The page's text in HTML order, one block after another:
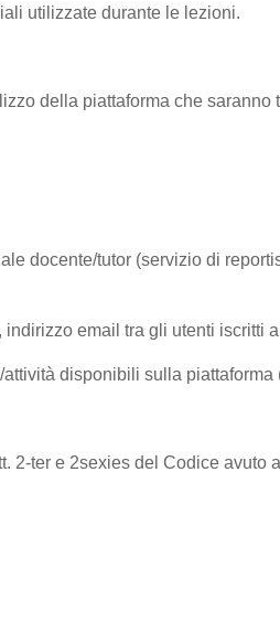
utilizzate durante le lezioni.
della piattaforma che
tutor (servizio di
email tra gli utenti iscritti
disponibili sulla piattaforma
2-ter e 2sexies del Codice